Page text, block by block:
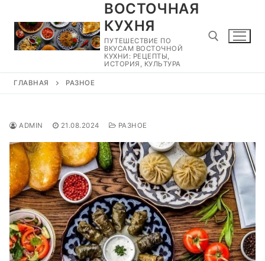
содержимому
ВОСТОЧНАЯ
КУХНЯ
ПУТЕШЕСТВИЕ ПО
ВКУСАМ ВОСТОЧНОЙ
КУХНИ: РЕЦЕПТЫ,
ИСТОРИЯ, КУЛЬТУРА
ГЛАВНАЯ РАЗНОЕ
ADMIN 21.08.2024 РАЗНОЕ